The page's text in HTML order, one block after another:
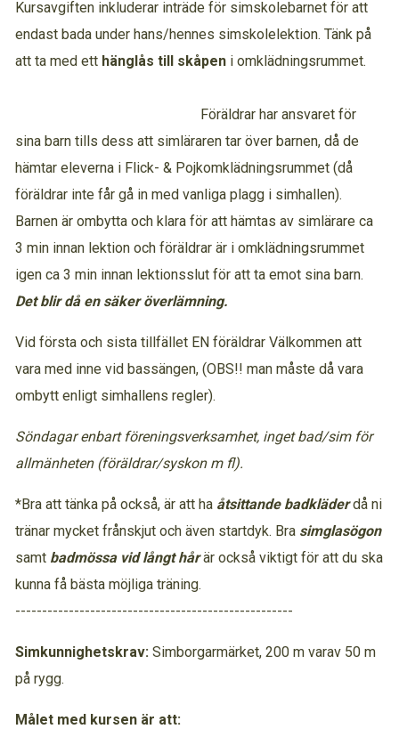
Kursavgiften inkluderar inträde för simskolebarnet för att
endast bada under hans/hennes simskolelektion. Tänk på
att ta med ett hänglås till skåpen i omklädningsrummet.
Föräldrar har ansvaret för
sina barn tills dess att simläraren tar över barnen, då de
hämtar eleverna i Flick- & Pojkomklädningsrummet (då
föräldrar inte får gå in med vanliga plagg i simhallen).
Barnen är ombytta och klara för att hämtas av simlärare ca
3 min innan lektion och föräldrar är i omklädningsrummet
igen ca 3 min innan lektionsslut för att ta emot sina barn.
Det blir då en säker överlämning.
Vid första och sista tillfället EN föräldrar Välkommen att
vara med inne vid bassängen, (OBS!! man måste då vara
ombytt enligt simhallens regler).
Söndagar enbart föreningsverksamhet, inget bad/sim för
allmänheten (föräldrar/syskon m fl).
*Bra att tänka på också, är att ha åtsittande badkläderdå ni
tränar mycket frånskjut och även startdyk. Bra simglasögon
samt badmössa vid långt hårär också viktigt för att du ska
kunna få bästa möjliga träning.
----------------------------------------------------
Simkunnighetskrav: Simborgarmärket, 200 m varav 50 m
på rygg.
Målet med kursen är att: